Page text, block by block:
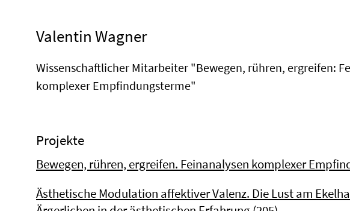
Valentin Wagner
Wissenschaftlicher Mitarbeiter "Bewegen, rühren, ergreifen:
komplexer Empfindungsterme"
Projekte
Bewegen, rühren, ergreifen. Feinanalysen komplexer
Ästhetische Modulation affektiver Valenz. Die Lust am